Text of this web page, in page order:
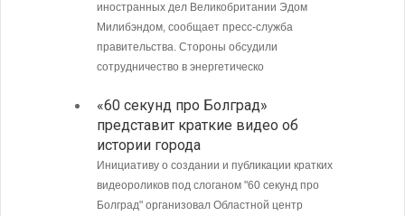
иностранных дел Великобритании Эдом
Милибэндом, сообщает пресс-служба
правительства. Стороны обсудили
сотрудничество в энергетическо
«60 секунд про Болград»
представит краткие видео об
истории города
Инициативу о создании и публикации кратких
видеороликов под слоганом "60 секунд про
Болград" организовал Областной центр